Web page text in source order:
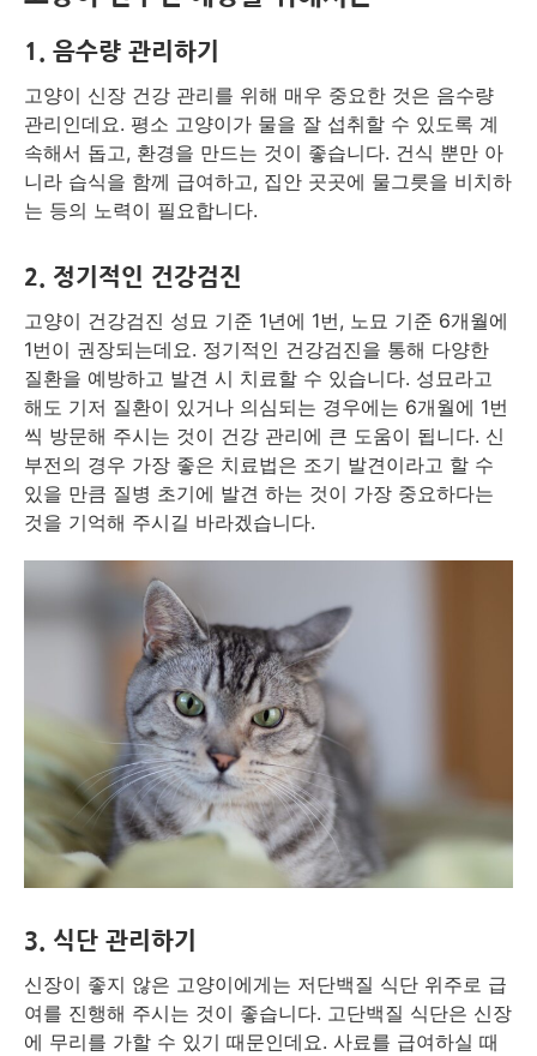
1. 음수량 관리하기
고양이 신장 건강 관리를 위해 매우 중요한 것은 음수량
관리인데요. 평소 고양이가 물을 잘 섭취할 수 있도록 계
속해서 돕고, 환경을 만드는 것이 좋습니다. 건식 뿐만 아
니라 습식을 함께 급여하고, 집안 곳곳에 물그릇을 비치하
는 등의 노력이 필요합니다.
2. 정기적인 건강검진
고양이 건강검진 성묘 기준 1년에 1번, 노묘 기준 6개월에
1번이 권장되는데요. 정기적인 건강검진을 통해 다양한
질환을 예방하고 발견 시 치료할 수 있습니다. 성묘라고
해도 기저 질환이 있거나 의심되는 경우에는 6개월에 1번
씩 방문해 주시는 것이 건강 관리에 큰 도움이 됩니다. 신
부전의 경우 가장 좋은 치료법은 조기 발견이라고 할 수
있을 만큼 질병 초기에 발견 하는 것이 가장 중요하다는
것을 기억해 주시길 바라겠습니다.
3. 식단 관리하기
신장이 좋지 않은 고양이에게는 저단백질 식단 위주로 급
여를 진행해 주시는 것이 좋습니다. 고단백질 식단은 신장
에 무리를 가할 수 있기 때문인데요. 사료를 급여하실 때